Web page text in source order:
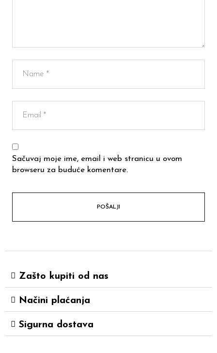
Sačuvaj moje ime, email i web stranicu u ovom
browseru za buduće komentare.
Zašto kupiti od nas
Načini plaćanja
Sigurna dostava